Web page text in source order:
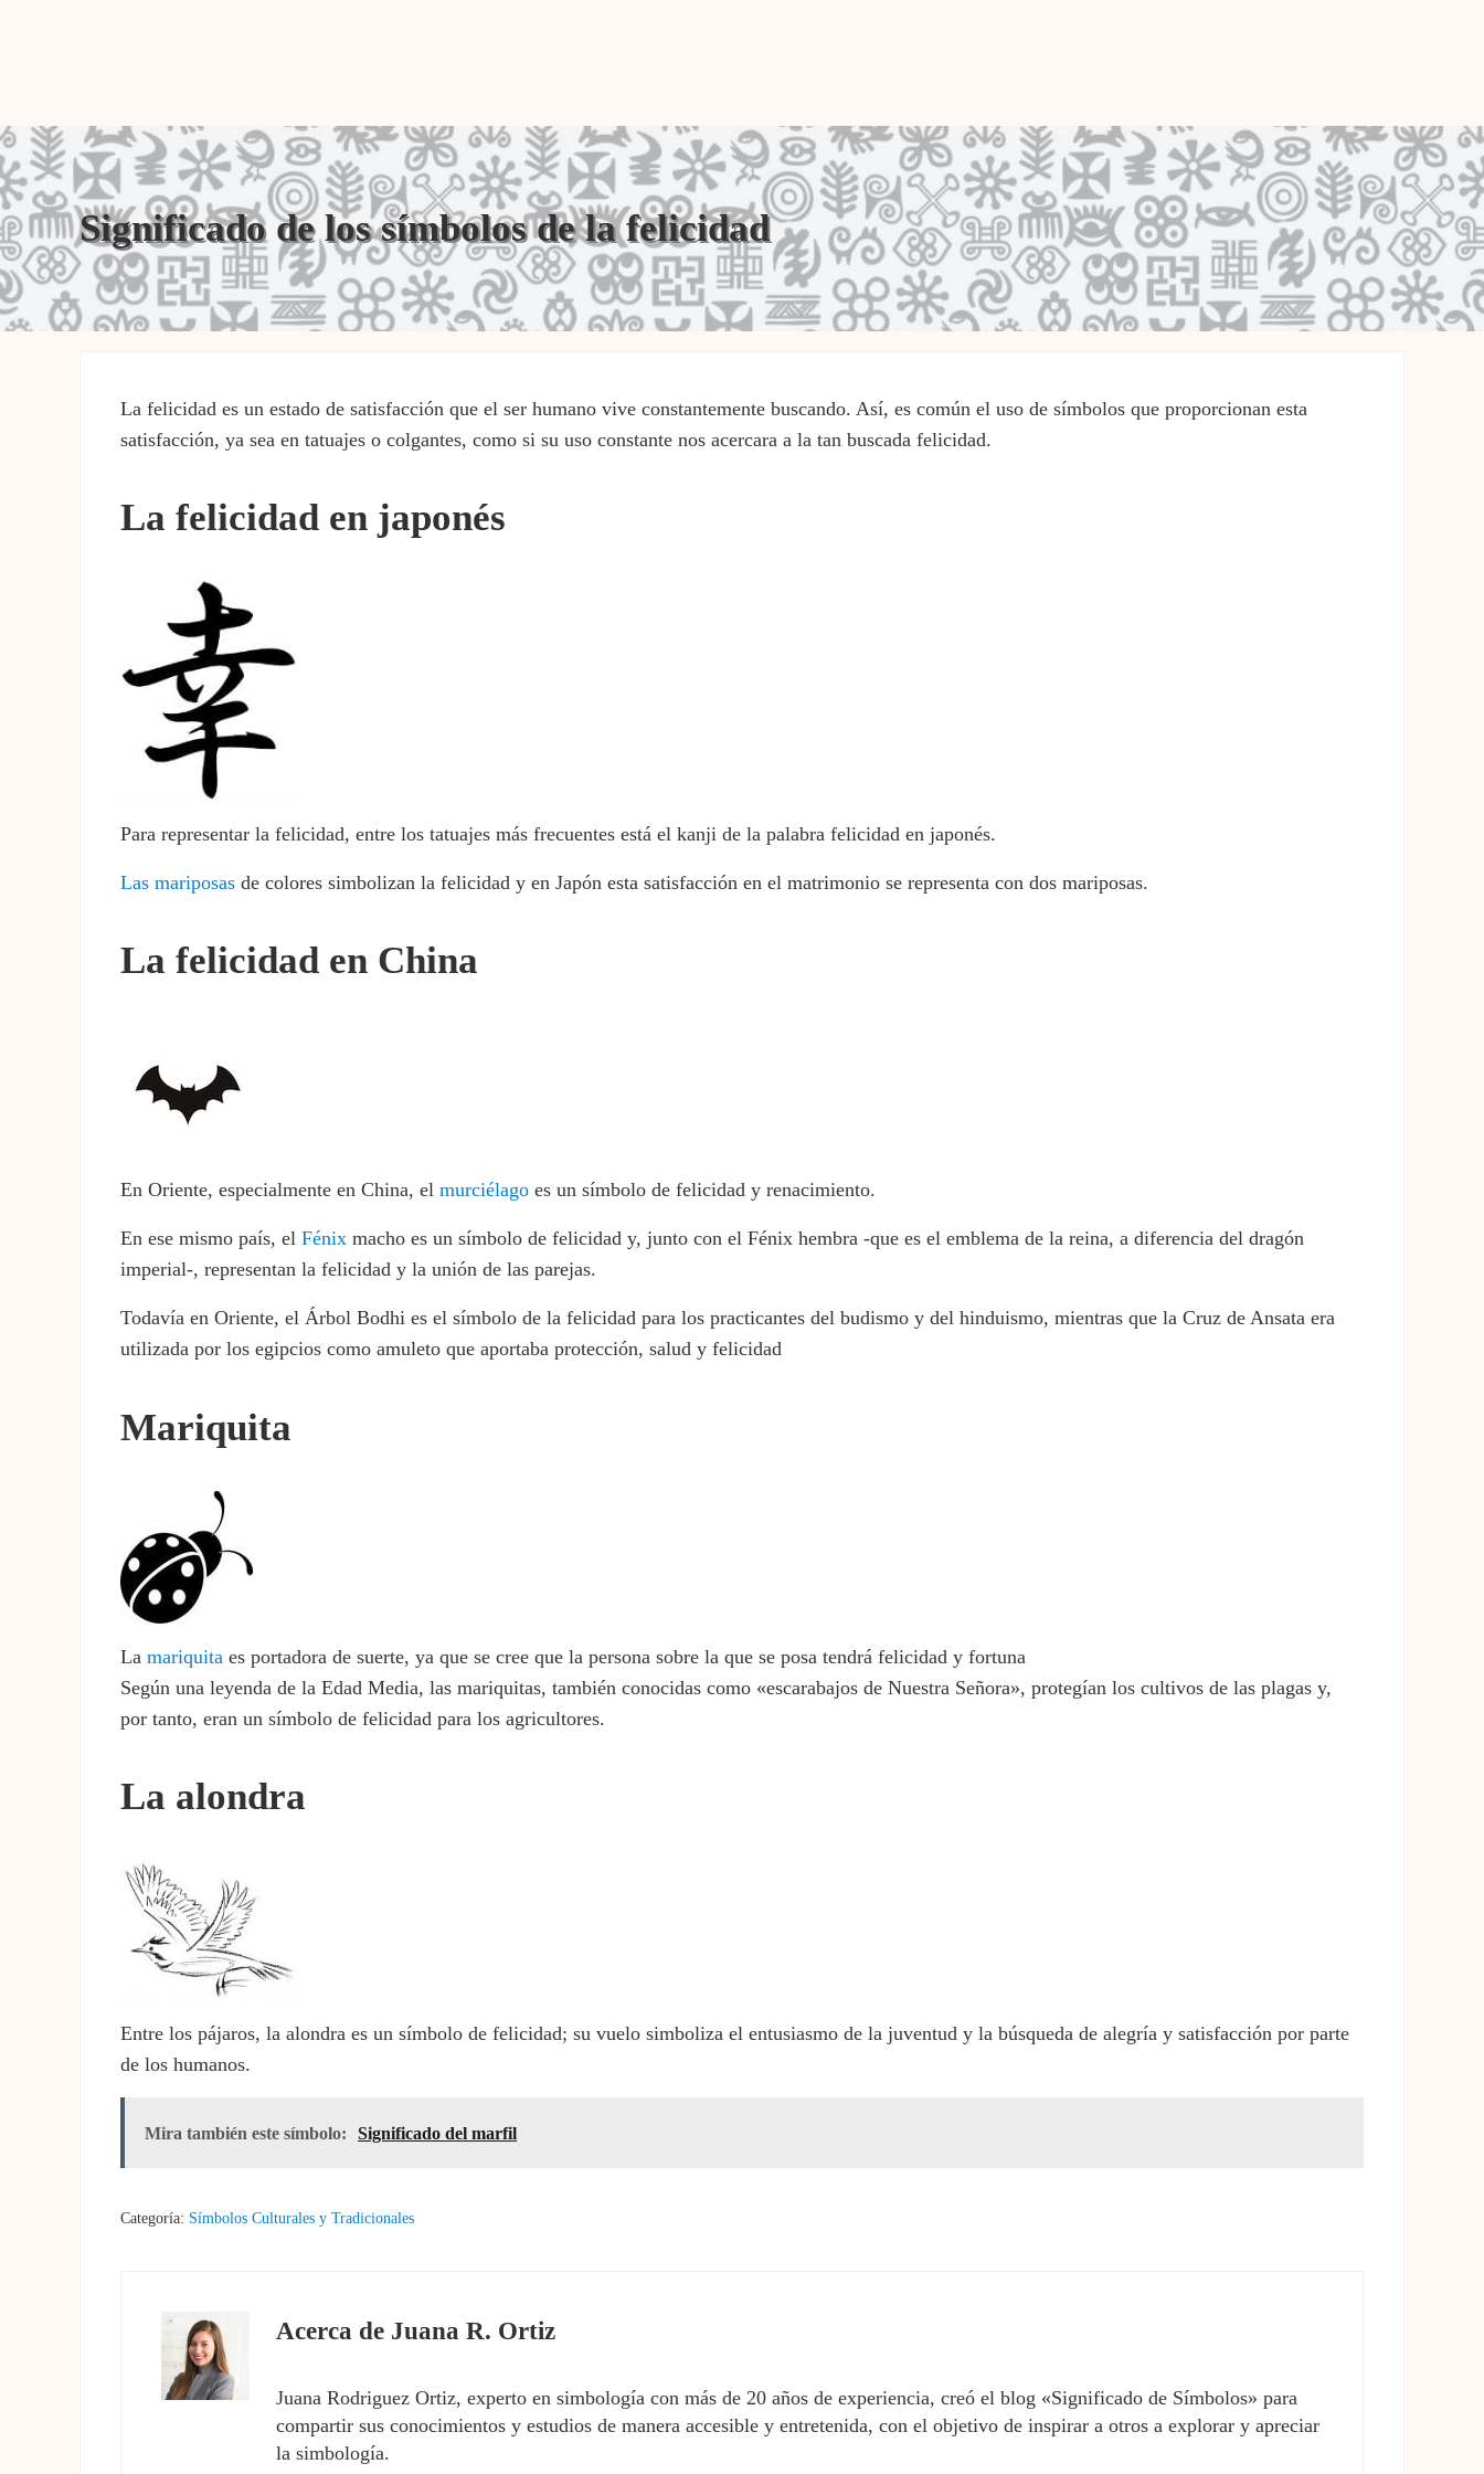
Significado de los símbolos de la felicidad
La felicidad es un estado de satisfacción que el ser humano vive constantemente buscando. Así, es común el uso de símbolos que proporcionan esta
satisfacción, ya sea en tatuajes o colgantes, como si su uso constante nos acercara a la tan buscada felicidad.
La felicidad en japonés
Para representar la felicidad, entre los tatuajes más frecuentes está el kanji de la palabra felicidad en japonés.
Las mariposas de colores simbolizan la felicidad y en Japón esta satisfacción en el matrimonio se representa con dos mariposas.
La felicidad en China
En Oriente, especialmente en China, elmurciélago es un símbolo de felicidad y renacimiento.
En ese mismo país, elFénix macho es un símbolo de felicidad y, junto con el Fénix hembra -que es el emblema de la reina, a diferencia del dragón
imperial-, representan la felicidad y la unión de las parejas.
Todavía en Oriente, el Árbol Bodhi es el símbolo de la felicidad para los practicantes del budismo y del hinduismo, mientras que la Cruz de Ansata era
utilizada por los egipcios como amuleto que aportaba protección, salud y felicidad
Mariquita
Lamariquita es portadora de suerte, ya que se cree que la persona sobre la que se posa tendrá felicidad y fortuna
Según una leyenda de la Edad Media, las mariquitas, también conocidas como «escarabajos de Nuestra Señora», protegían los cultivos de las plagas y,
por tanto, eran un símbolo de felicidad para los agricultores.
La alondra
Entre los pájaros, la alondra es un símbolo de felicidad; su vuelo simboliza el entusiasmo de la juventud y la búsqueda de alegría y satisfacción por parte
de los humanos.
Mira también este símbolo: Significado del marfil
Categoría: Símbolos Culturales y Tradicionales
Acerca de Juana R. Ortiz
Juana Rodriguez Ortiz, experto en simbología con más de 20 años de experiencia, creó el blog «Significado de Símbolos» para
compartir sus conocimientos y estudios de manera accesible y entretenida, con el objetivo de inspirar a otros a explorar y apreciar
la simbología.